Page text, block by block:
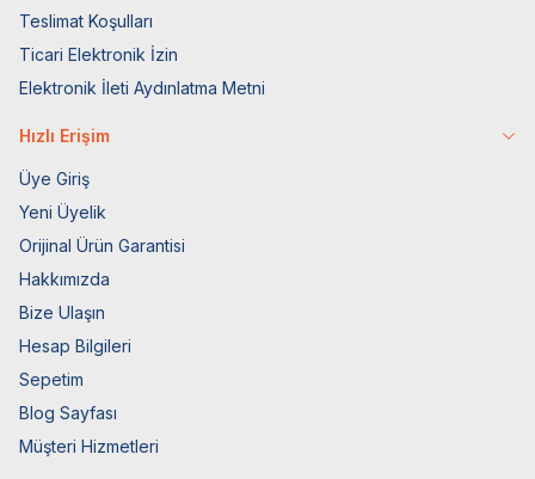
Teslimat Koşulları
Ticari Elektronik İzin
Elektronik İleti Aydınlatma Metni
Hızlı Erişim
Üye Giriş
Yeni Üyelik
Orijinal Ürün Garantisi
Hakkımızda
Bize Ulaşın
Hesap Bilgileri
Sepetim
Blog Sayfası
Müşteri Hizmetleri